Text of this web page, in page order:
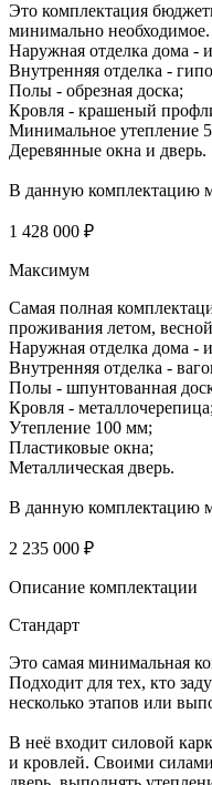
Это комплектация
минимально
Наружная отделка дома -
Внутренняя отделка -
Полы - обрезная доска;
Кровля - крашеный
Минимальное утепление
Деревянные окна и дверь.
В данную комплектацию
1 428 000 ₽
Максимум
Самая полная
проживания летом,
Наружная отделка дома -
Внутренняя отделка -
Полы - шпунтованная
Кровля - металлочерепица;
Утепление 100 мм;
Пластиковые окна;
Металлическая дверь.
В данную комплектацию
2 235 000 ₽
Описание комплектации
Стандарт
Это самая минимальная
Подходит для тех, кто
несколько этапов или
В неё входит силовой
и кровлей. Своими